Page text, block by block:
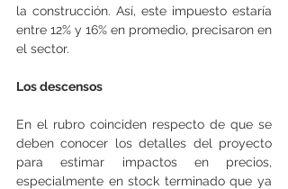
la construcción. Así, este impuesto estaría
entre 12% y 16% en promedio, precisaron en
el sector.
Los descensos
En el rubro coinciden respecto de que se
deben conocer los detalles del proyecto
para estimar impactos en precios,
especialmente en stock terminado que ya